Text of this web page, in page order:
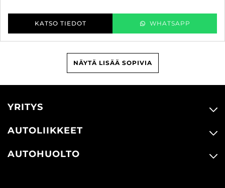
KATSO TIEDOT WHATSAPP
NÄYTÄ LISÄÄ SOPIVIA
YRITYS
AUTOLIIKKEET
AUTOHUOLTO